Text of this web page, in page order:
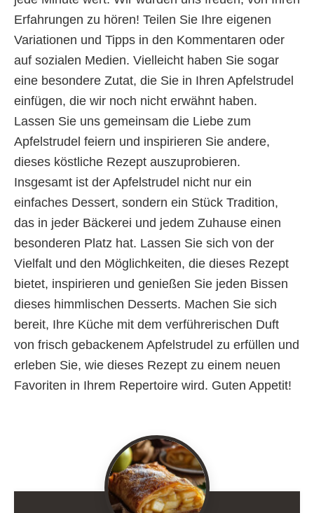
Erfahrungen zu hören! Teilen Sie Ihre eigenen
Variationen und Tipps in den Kommentaren oder
auf sozialen Medien. Vielleicht haben Sie sogar
eine besondere Zutat, die Sie in Ihren Apfelstrudel
einfügen, die wir noch nicht erwähnt haben.
Lassen Sie uns gemeinsam die Liebe zum
Apfelstrudel feiern und inspirieren Sie andere,
dieses köstliche Rezept auszuprobieren.
Insgesamt ist der Apfelstrudel nicht nur ein
einfaches Dessert, sondern ein Stück Tradition,
das in jeder Bäckerei und jedem Zuhause einen
besonderen Platz hat. Lassen Sie sich von der
Vielfalt und den Möglichkeiten, die dieses Rezept
bietet, inspirieren und genießen Sie jeden Bissen
dieses himmlischen Desserts. Machen Sie sich
bereit, Ihre Küche mit dem verführerischen Duft
von frisch gebackenem Apfelstrudel zu erfüllen und
erleben Sie, wie dieses Rezept zu einem neuen
Favoriten in Ihrem Repertoire wird. Guten Appetit!